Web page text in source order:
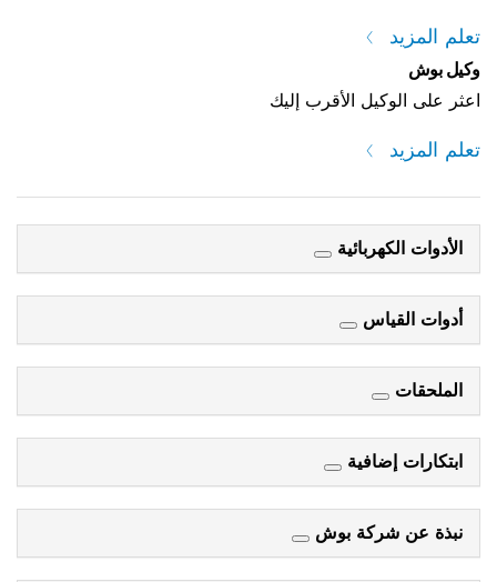
تعلم المزيد
وكيل بوش
اعثر على الوكيل الأقرب إليك
تعلم المزيد
الأدوات الكهربائية
أدوات القياس
الملحقات
ابتكارات إضافية
نبذة عن شركة بوش